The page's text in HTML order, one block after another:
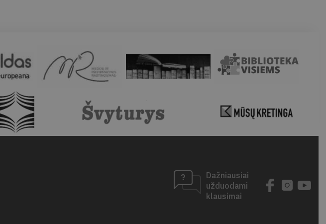
Dažniausiai
užduodami
klausimai